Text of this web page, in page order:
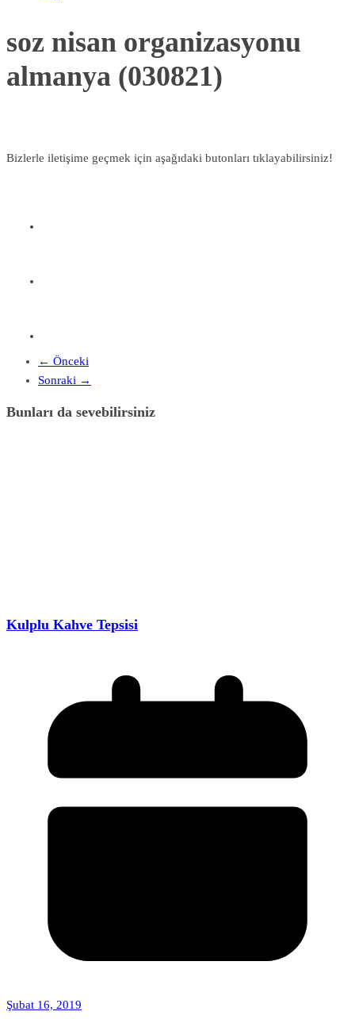
soz nisan organizasyonu
almanya (030821)
Bizlerle iletişime geçmek için aşağıdaki butonları tıklayabilirsiniz!
← Önceki
Sonraki →
Bunları da sevebilirsiniz
Kulplu Kahve Tepsisi
Şubat 16, 2019